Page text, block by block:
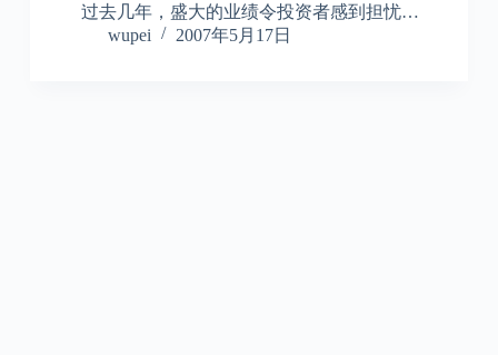
过去几年，盛大的业绩令投资者感到担忧…
wupei
2007年5月17日